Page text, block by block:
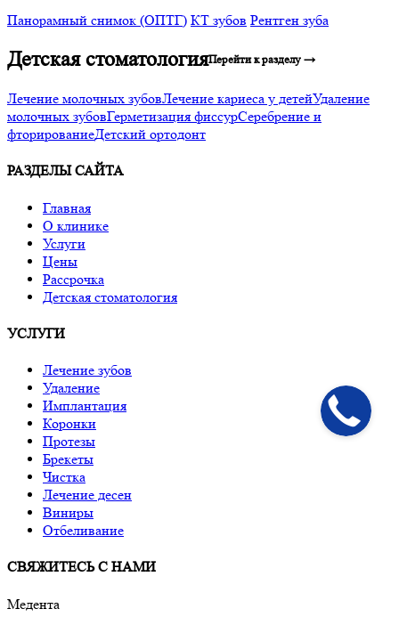
Панорамный снимок (ОПТГ) КТ зубов Рентген зуба
Детская стоматологияПерейти к разделу →
Лечение молочных зубовЛечение кариеса у детейУдаление
молочных зубовГерметизация фиссурСеребрение и
фторированиеДетский ортодонт
РАЗДЕЛЫ САЙТА
Главная
О клинике
Услуги
Цены
Рассрочка
Детская стоматология
УСЛУГИ
Лечение зубов
Удаление
Имплантация
Коронки
Протезы
Брекеты
Чистка
Лечение десен
Виниры
Отбеливание
СВЯЖИТЕСЬ С НАМИ
Медента